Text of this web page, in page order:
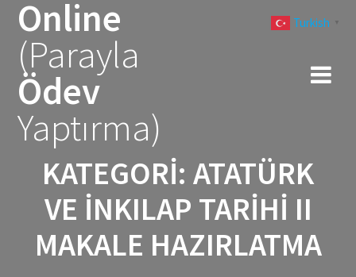
Online
(Parayla
Ödev
Yaptırma)
KATEGORI: ATATÜRK
VE İNKILAP TARIHI II
MAKALE HAZIRLATMA
Turkish ▼